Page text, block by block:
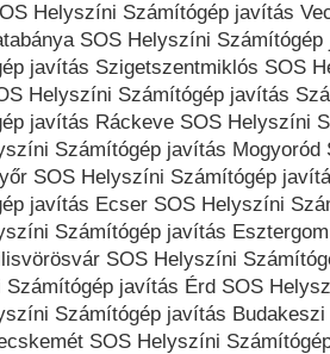
Helyszíni Számítógép javítás
SOS Helyszíni
javítás Szigetszentmiklós SOS
Helyszíni Számítógép javítás
javítás Ráckeve SOS Helyszíni
Számítógép javítás
SOS Helyszíni Számítógép
javítás Ecser SOS Helyszíni
Számítógép javítás
SOS Helyszíni
Számítógép javítás Érd SOS
Számítógép javítás
SOS Helyszíni